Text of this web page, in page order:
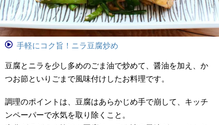
手軽にコク旨！ニラ豆腐炒め
豆腐とニラを少し多めのごま油で炒めて、醤油を加え、か
つお節といりごまで風味付けしたお料理です。
調理のポイントは、豆腐はあらかじめ手で崩して、キッチ
ンペーパーで水気を取り除くこと。